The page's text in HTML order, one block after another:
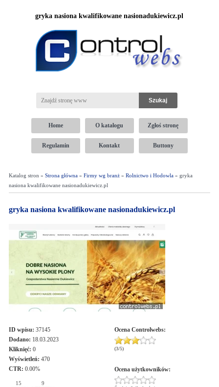
gryka nasiona kwalifikowane nasionadukiewicz.pl
Home O katalogu Zgłoś stronę
Regulamin Kontakt Buttony
Katalog stron » Strona główna» Firmy wg branż» Rolnictwo i Hodowla» gryka
nasiona kwalifikowane nasionadukiewicz.pl
gryka nasiona kwalifikowane nasionadukiewicz.pl
ID wpisu: 37145
Dodano: 18.03.2023
Kliknięć: 0
Wyświetleń: 470
CTR: 0.00%
15 9
Ocena Controlwebs:
(3/5)
Ocena użytkowników: